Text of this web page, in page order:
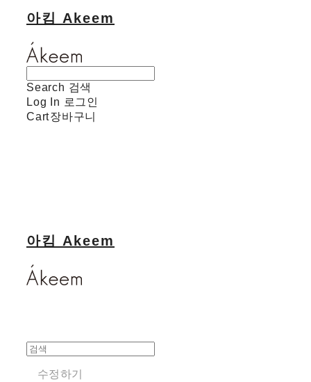
아킴 Akeem
Search 검색
Log In 로그인
Cart장바구니
아킴 Akeem
수정하기